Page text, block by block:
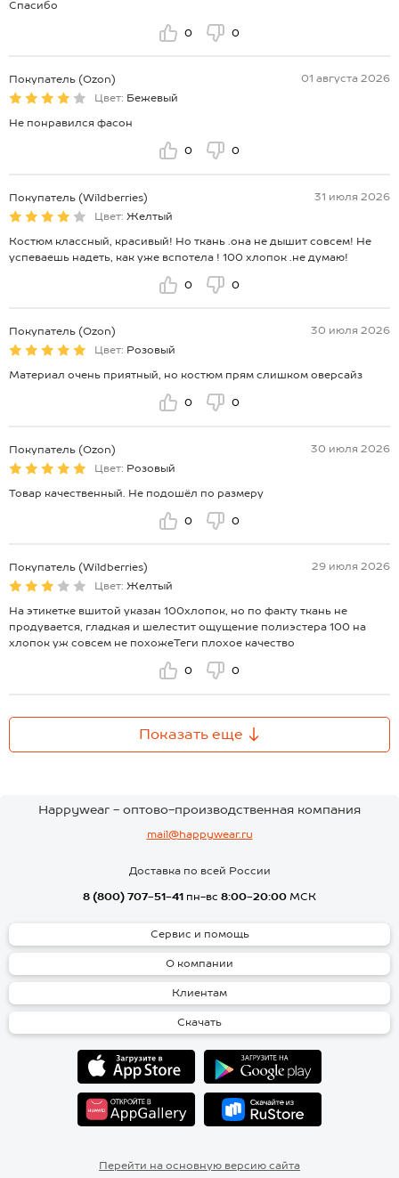
Спасибо
0 0
Покупатель (Ozon)
01 августа 2026
Цвет: Бежевый
Не понравился фасон
0 0
Покупатель (Wildberries)
31 июля 2026
Цвет: Желтый
Костюм классный, красивый! Но ткань .она не дышит совсем! Не
успеваешь надеть, как уже вспотела ! 100 хлопок .не думаю!
0 0
Покупатель (Ozon)
30 июля 2026
Цвет: Розовый
Материал очень приятный, но костюм прям слишком оверсайз
0 0
Покупатель (Ozon)
30 июля 2026
Цвет: Розовый
Товар качественный. Не подошёл по размеру
0 0
Покупатель (Wildberries)
29 июля 2026
Цвет: Желтый
На этикетке вшитой указан 100хлопок, но по факту ткань не
продувается, гладкая и шелестит ощущение полиэстера 100 на
хлопок уж совсем не похожеТеги плохое качество
0 0
Показать еще
Happywear - оптово-производственная компания
mail@happywear.ru
Доставка по всей России
8 (800) 707-51-41 пн-вс 8:00-20:00 МСК
Сервис и помощь
О компании
Клиентам
Скачать
Перейти на основную версию сайта